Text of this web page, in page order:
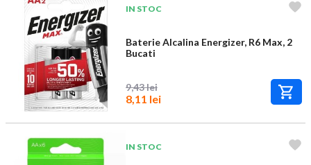
IN STOC
Baterie Alcalina Energizer, R6 Max, 2
Bucati
9,43 lei
8,11 lei
IN STOC